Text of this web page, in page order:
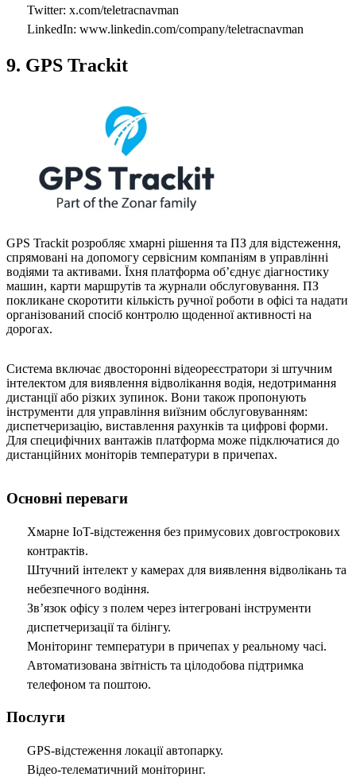
Twitter: x.com/teletracnavman
LinkedIn: www.linkedin.com/company/teletracnavman
9. GPS Trackit
GPS Trackit розробляє хмарні рішення та ПЗ для відстеження,
спрямовані на допомогу сервісним компаніям в управлінні
водіями та активами. Їхня платформа об’єднує діагностику
машин, карти маршрутів та журнали обслуговування. ПЗ
покликане скоротити кількість ручної роботи в офісі та надати
організований спосіб контролю щоденної активності на
дорогах.
Система включає двосторонні відеореєстратори зі штучним
інтелектом для виявлення відволікання водія, недотримання
дистанції або різких зупинок. Вони також пропонують
інструменти для управління виїзним обслуговуванням:
диспетчеризацію, виставлення рахунків та цифрові форми.
Для специфічних вантажів платформа може підключатися до
дистанційних моніторів температури в причепах.
Основні переваги
Хмарне IoT-відстеження без примусових довгострокових
контрактів.
Штучний інтелект у камерах для виявлення відволікань та
небезпечного водіння.
Зв’язок офісу з полем через інтегровані інструменти
диспетчеризації та білінгу.
Моніторинг температури в причепах у реальному часі.
Автоматизована звітність та цілодобова підтримка
телефоном та поштою.
Послуги
GPS-відстеження локації автопарку.
Відео-телематичний моніторинг.